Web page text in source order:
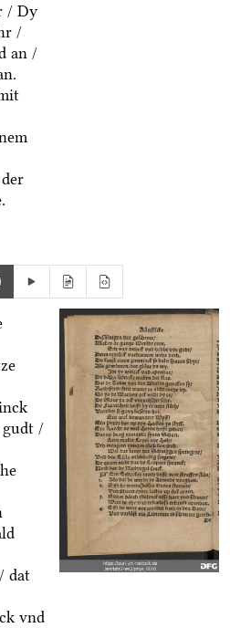
/ Dy
/
an /
gudt /
dat
vnd